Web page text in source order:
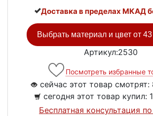
Доставка в пределах МКАД
Выбрать материал и цвет от
Артикул:2530
Посмотреть избранные
сейчас этот товар смотрят:
сегодня этот товар купил:
Бесплатная консультация